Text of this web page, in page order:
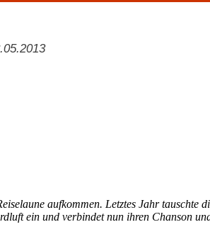
aufkommen. Letztes Jahr tauschte
ein und verbindet nun ihren Chanson